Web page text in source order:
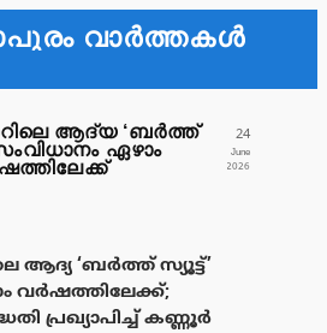
വാർത്തകൾ
ആദ്യ ‘ബർത്ത്
ഏഴാം
24
June
2026
ആദ്യ ‘ബർത്ത് സ്യൂട്ട്’
വർഷത്തിലേക്ക്;
പ്രഖ്യാപിച്ച് കണ്ണൂർ